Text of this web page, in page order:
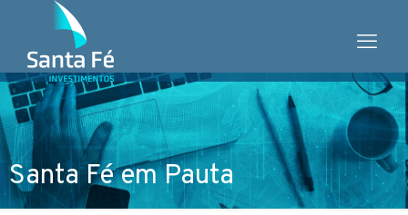
Santa Fé em Pauta